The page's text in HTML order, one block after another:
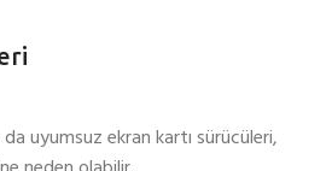
da uyumsuz ekran kartı sürücüleri,